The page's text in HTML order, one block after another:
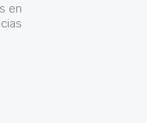
en